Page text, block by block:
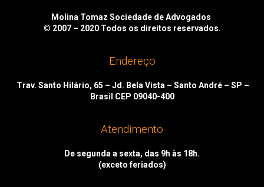
Molina Tomaz Sociedade de Advogados
© 2007 – 2020 Todos os direitos reservados.
Endereço
Trav. Santo Hilário, 65 – Jd. Bela Vista – Santo André – SP –
Brasil CEP 09040-400
Atendimento
De segunda a sexta, das 9h às 18h.
(exceto feriados)